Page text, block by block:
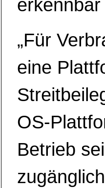
„Für
eine
OS-
Betrieb